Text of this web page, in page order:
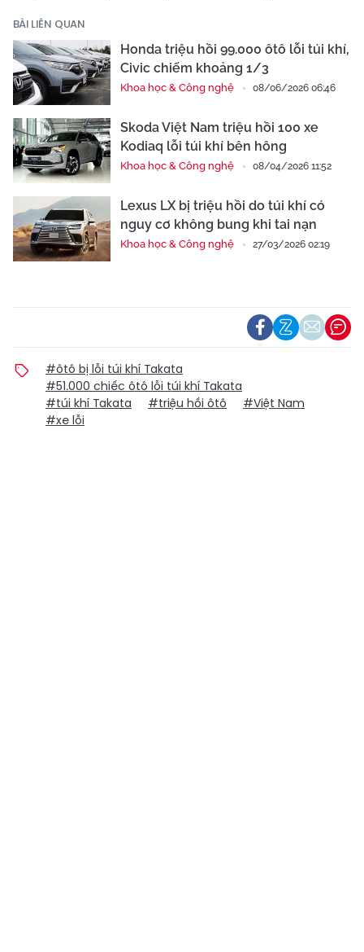
BÀI LIÊN QUAN
Honda triệu hồi 99.000 ôtô lỗi túi khí,
Civic chiếm khoảng 1/3
Khoa học & Công nghệ 08/06/2026 06:46
Skoda Việt Nam triệu hồi 100 xe
Kodiaq lỗi túi khí bên hông
Khoa học & Công nghệ 08/04/2026 11:52
Lexus LX bị triệu hồi do túi khí có
nguy cơ không bung khi tai nạn
Khoa học & Công nghệ 27/03/2026 02:19
#ôtô bị lỗi túi khí Takata
#51.000 chiếc ôtô lỗi túi khí Takata
#túi khí Takata
#triệu hồi ôtô
#Việt Nam
#xe lỗi